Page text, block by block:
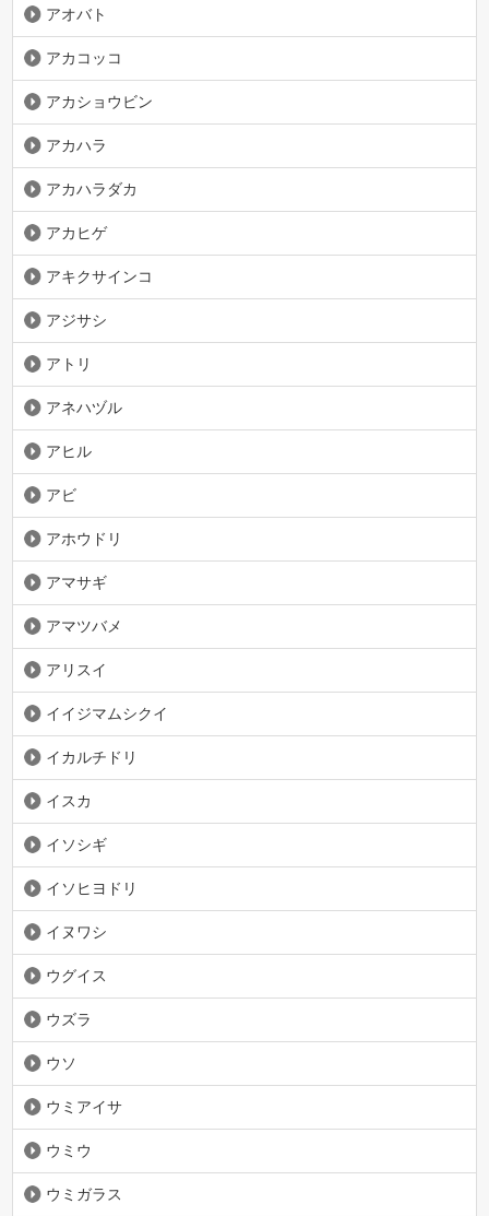
アオバト
アカコッコ
アカショウビン
アカハラ
アカハラダカ
アカヒゲ
アキクサインコ
アジサシ
アトリ
アネハヅル
アヒル
アビ
アホウドリ
アマサギ
アマツバメ
アリスイ
イイジマムシクイ
イカルチドリ
イスカ
イソシギ
イソヒヨドリ
イヌワシ
ウグイス
ウズラ
ウソ
ウミアイサ
ウミウ
ウミガラス